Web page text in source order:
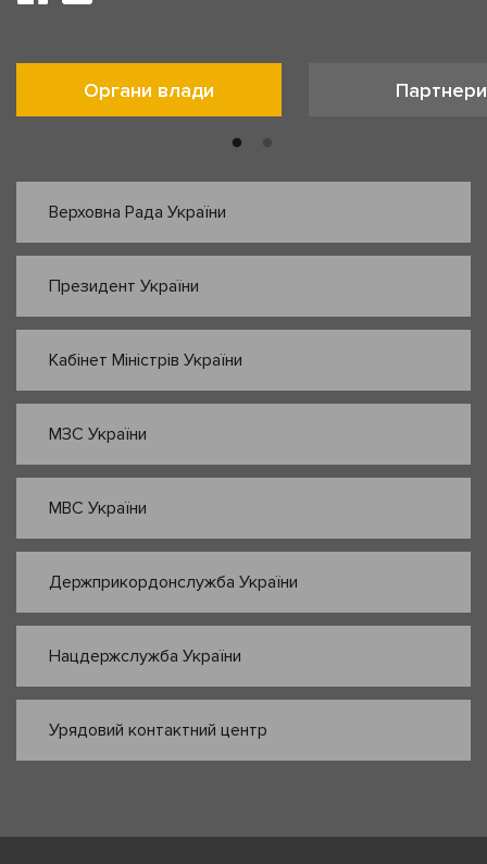
Органи влади Партнери
Верховна Рада України
Президент України
Кабінет Міністрів України
МЗС України
МВС України
Держприкордонслужба України
Нацдержслужба України
Урядовий контактний центр